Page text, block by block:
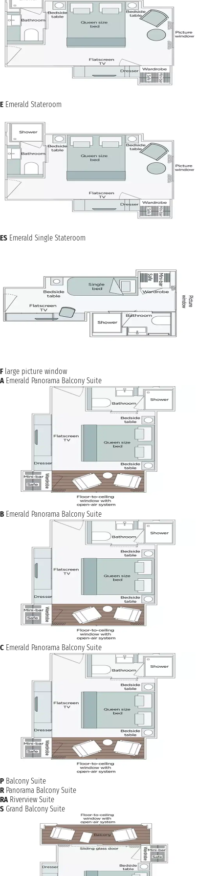
E Emerald Stateroom
ES Emerald Single Stateroom
F large picture window
A Emerald Panorama Balcony Suite
B Emerald Panorama Balcony Suite
C Emerald Panorama Balcony Suite
P Balcony Suite
R Panorama Balcony Suite
RA Riverview Suite
S Grand Balcony Suite